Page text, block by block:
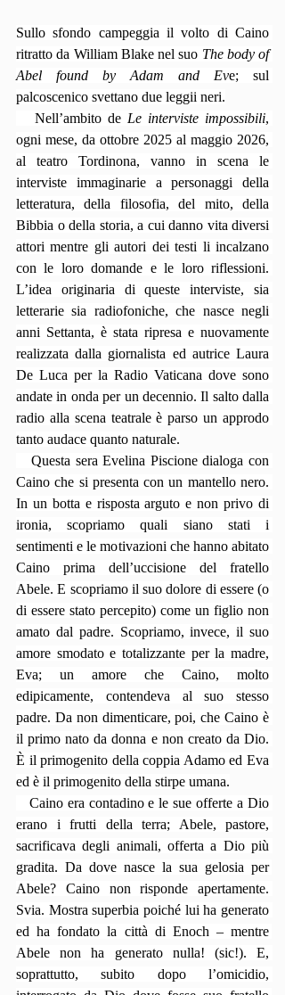
Sullo sfondo campeggia il volto di Caino
ritratto da William Blake nel suo The body of
Abel found by Adam and Eve; sul
palcoscenico svettano due leggii neri.
Nell’ambito de Le interviste impossibili,
ogni mese, da ottobre 2025 al maggio 2026,
al teatro Tordinona, vanno in scena le
interviste immaginarie a personaggi della
letteratura, della filosofia, del mito, della
Bibbia o della storia, a cui danno vita diversi
attori mentre gli autori dei testi li incalzano
con le loro domande e le loro riflessioni.
L’idea originaria di queste interviste, sia
letterarie sia radiofoniche, che nasce negli
anni Settanta, è stata ripresa e nuovamente
realizzata dalla giornalista ed autrice Laura
De Luca per la Radio Vaticana dove sono
andate in onda per un decennio. Il salto dalla
radio alla scena teatrale è parso un approdo
tanto audace quanto naturale.
Questa sera Evelina Piscione dialoga con
Caino che si presenta con un mantello nero.
In un botta e risposta arguto e non privo di
ironia, scopriamo quali siano stati i
sentimenti e le motivazioni che hanno abitato
Caino prima dell’uccisione del fratello
Abele. E scopriamo il suo dolore di essere (o
di essere stato percepito) come un figlio non
amato dal padre. Scopriamo, invece, il suo
amore smodato e totalizzante per la madre,
Eva; un amore che Caino, molto
edipicamente, contendeva al suo stesso
padre. Da non dimenticare, poi, che Caino è
il primo nato da donna e non creato da Dio.
È il primogenito della coppia Adamo ed Eva
ed è il primogenito della stirpe umana.
Caino era contadino e le sue offerte a Dio
erano i frutti della terra; Abele, pastore,
sacrificava degli animali, offerta a Dio più
gradita. Da dove nasce la sua gelosia per
Abele? Caino non risponde apertamente.
Svia. Mostra superbia poiché lui ha generato
ed ha fondato la città di Enoch – mentre
Abele non ha generato nulla! (sic!). E,
soprattutto, subito dopo l’omicidio,